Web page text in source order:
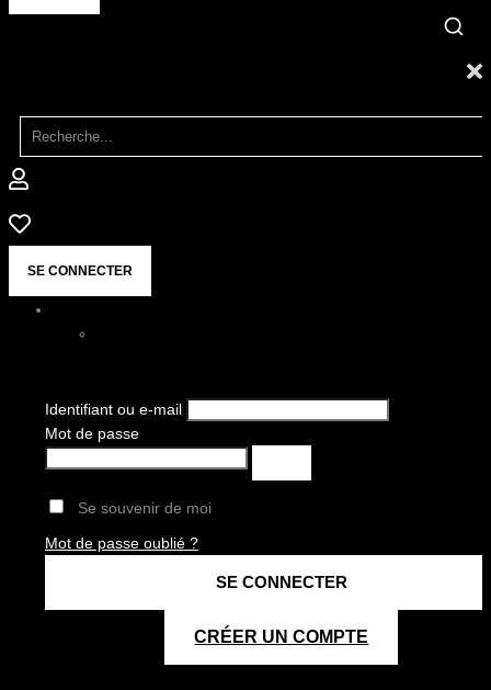
SE CONNECTER
Identifiant ou e-mail
Mot de passe
Se souvenir de moi
Mot de passe oublié ?
CRÉER UN COMPTE